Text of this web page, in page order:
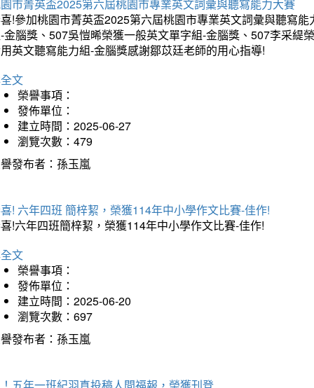
市菁英盃2025第六屆桃園市專業英文詞彙與聽寫能力大賽
!參加桃園市菁英盃2025第六屆桃園市專業英文詞彙與聽寫
金腦獎、507吳愷晞榮獲一般英文單字組-金腦獎、507李采緹
英文聽寫能力組-金腦獎感謝鄒苡廷老師的用心指導!
文
榮譽事項：
發佈單位：
建立時間：2025-06-27
瀏覽次數：479
發布者：孫玉嵐
! 六年四班 簡梓絜，榮獲114年中小學作文比賽-佳作!
!六年四班簡梓絜，榮獲114年中小學作文比賽-佳作!
文
榮譽事項：
發佈單位：
建立時間：2025-06-20
瀏覽次數：697
發布者：孫玉嵐